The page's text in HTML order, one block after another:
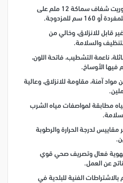
واجهة المحل: زجاج سيكوريت شفاف سماكة 12 ملم على
قابل للانزلاق، وخالي من
والسلامة.
ناعمة التشطيب، فاتحة اللون،
فيها الأوساخ.
آمنة، مقاومة للانزلاق، وعالية
مطابقة لمواصفات مياه الشرب
مقاييس لدرجة الحرارة والرطوبة
تهوية فعال وتصريف صحي قوي
عن العمل.
بالاشتراطات الفنية للبلدية في